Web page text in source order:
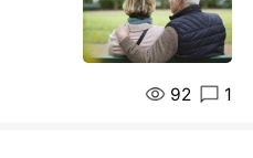
92 1